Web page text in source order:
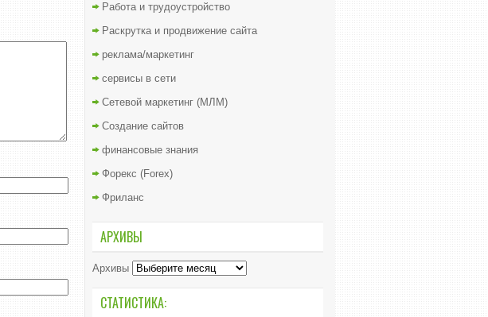
Работа и трудоустройство
Раскрутка и продвижение сайта
реклама/маркетинг
сервисы в сети
Сетевой маркетинг (МЛМ)
Создание сайтов
финансовые знания
Форекс (Forex)
Фриланс
АРХИВЫ
Архивы
СТАТИСТИКА: